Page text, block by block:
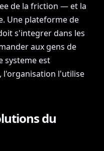
de la friction — et la
Une plateforme de
s'integrer dans les
aux gens de
systeme est
l'organisation l'utilise
du